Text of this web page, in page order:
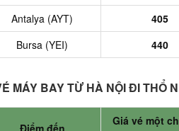
Antalya (AYT)
405
Bursa (YEI)
440
MÁY BAY TỪ HÀ NỘI ĐI THỔ
Điểm đến
Giá vé một